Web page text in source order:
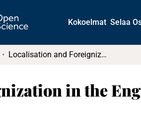
Kokoelmat Selaa
Localisation and Foreignization in the English and Finnish Translations of 'Nemi'
in the